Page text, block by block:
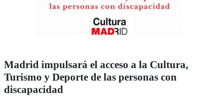
Madrid impulsará el acceso a la Cultura,
Turismo y Deporte de las personas con
discapacidad